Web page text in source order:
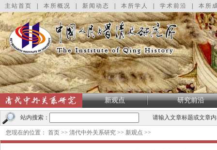
主站首页 本所概况 新闻动态 本所学人 学术前沿 本所
新观点 研究前沿
站内搜索： 请输入文章标题或文章
您现在的位置： 首页 >> 清代中外关系研究 >> 新观点 >>